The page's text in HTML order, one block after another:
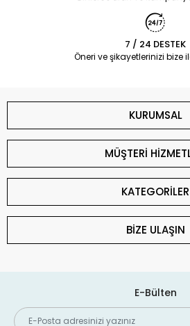
7 / 24 DESTEK
Öneri ve şikayetlerinizi bize
KURUMSAL
MÜŞTERİ
KATEGORİLER
BİZE ULAŞIN
E-Bülten